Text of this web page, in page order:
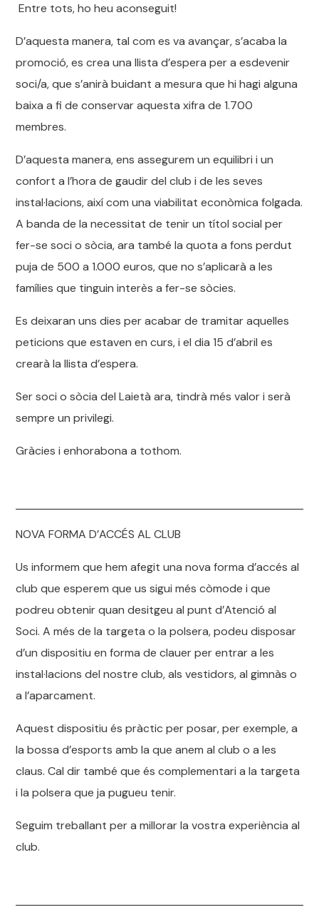
Entre tots, ho heu aconseguit!
D’aquesta manera, tal com es va avançar, s’acaba la
promoció, es crea una llista d’espera per a esdevenir
soci/a, que s’anirà buidant a mesura que hi hagi alguna
baixa a fi de conservar aquesta xifra de 1.700
membres.
D’aquesta manera, ens assegurem un equilibri i un
confort a l’hora de gaudir del club i de les seves
instal·lacions, així com una viabilitat econòmica folgada.
A banda de la necessitat de tenir un títol social per
fer-se soci o sòcia, ara també la quota a fons perdut
puja de 500 a 1.000 euros, que no s’aplicarà a les
famílies que tinguin interès a fer-se sòcies.
Es deixaran uns dies per acabar de tramitar aquelles
peticions que estaven en curs, i el dia 15 d’abril es
crearà la llista d’espera.
Ser soci o sòcia del Laietà ara, tindrà més valor i serà
sempre un privilegi.
Gràcies i enhorabona a tothom.
NOVA FORMA D’ACCÉS AL CLUB
Us informem que hem afegit una nova forma d’accés al
club que esperem que us sigui més còmode i que
podreu obtenir quan desitgeu al punt d’Atenció al
Soci. A més de la targeta o la polsera, podeu disposar
d’un dispositiu en forma de clauer per entrar a les
instal·lacions del nostre club, als vestidors, al gimnàs o
a l’aparcament.
Aquest dispositiu és pràctic per posar, per exemple, a
la bossa d’esports amb la que anem al club o a les
claus. Cal dir també que és complementari a la targeta
i la polsera que ja pugueu tenir.
Seguim treballant per a millorar la vostra experiència al
club.